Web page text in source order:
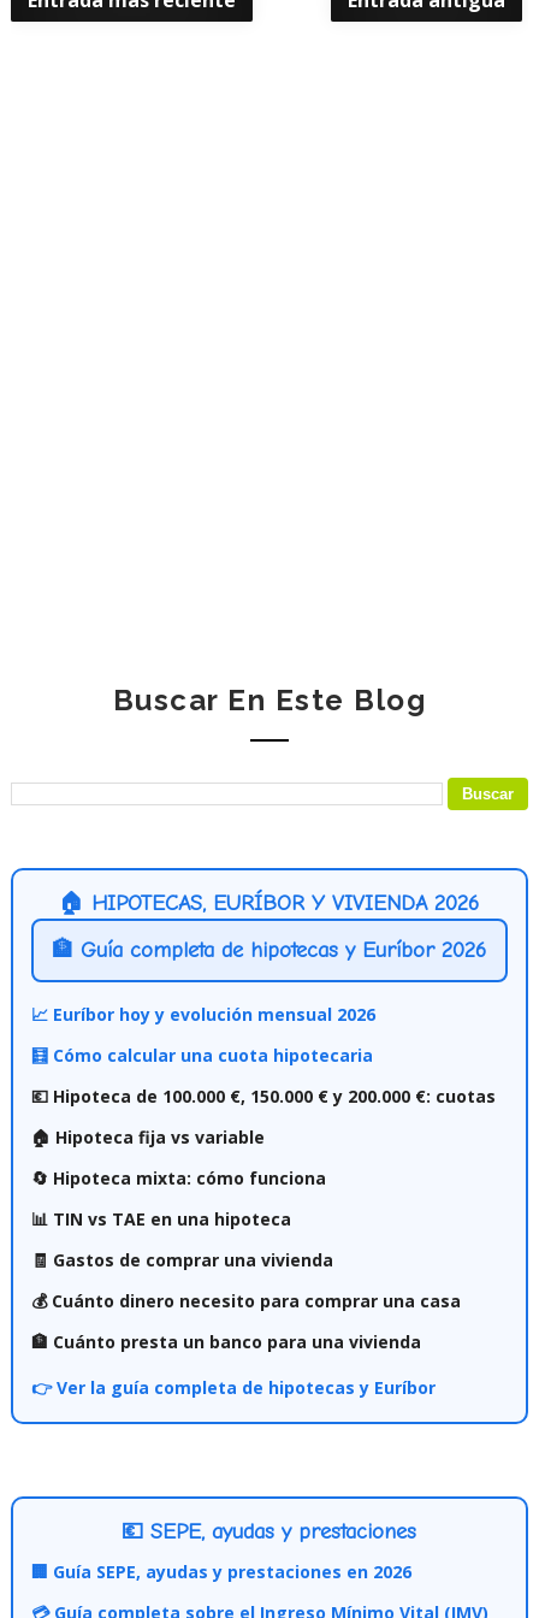
Buscar En Este Blog
🏠 HIPOTECAS, EURÍBOR Y VIVIENDA 2026
🏦 Guía completa de hipotecas y Euríbor 2026
📈 Euríbor hoy y evolución mensual 2026
🧮 Cómo calcular una cuota hipotecaria
💶 Hipoteca de 100.000 €, 150.000 € y 200.000 €: cuotas
🏠 Hipoteca fija vs variable
🔄 Hipoteca mixta: cómo funciona
📊 TIN vs TAE en una hipoteca
🧾 Gastos de comprar una vivienda
💰 Cuánto dinero necesito para comprar una casa
🏦 Cuánto presta un banco para una vivienda
👉 Ver la guía completa de hipotecas y Euríbor
💶 SEPE, ayudas y prestaciones
🏢 Guía SEPE, ayudas y prestaciones en 2026
💳 Guía completa sobre el Ingreso Mínimo Vital (IMV)